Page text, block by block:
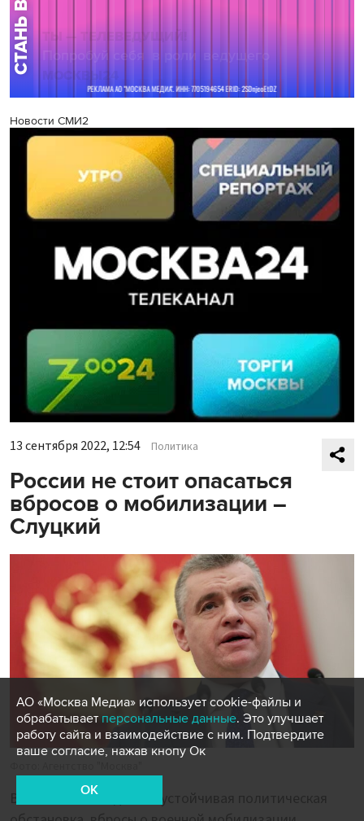
Новости СМИ2
13 сентября 2022, 12:54 Политика
России не стоит опасаться
вбросов о мобилизации –
Слуцкий
В России наблюдается устойчивая политическая
АО «Москва Медиа» использует cookie-файлы и
обрабатывает персональные данные. Это улучшает
работу сайта и взаимодействие с ним. Подтвердите
ваше согласие, нажав кнопу Ок
OK